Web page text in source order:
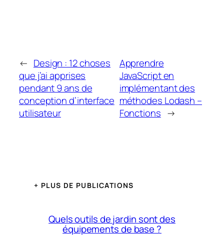
← Design : 12 choses
que j’ai apprises
pendant 9 ans de
conception d’interface
utilisateur
Apprendre
JavaScript en
implémentant des
méthodes Lodash –
Fonctions →
+ PLUS DE PUBLICATIONS
Quels outils de jardin sont des
équipements de base ?